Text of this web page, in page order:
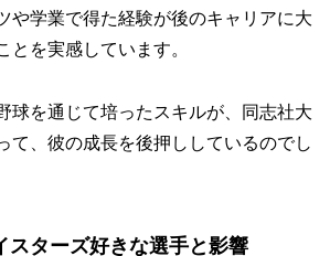
や学業で得た経験が後のキャリアに大
とを実感しています。
球を通じて培ったスキルが、同志社大
て、彼の成長を後押ししているのでし
スターズ好きな選手と影響